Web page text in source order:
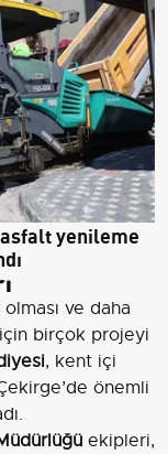
yenileme
ve daha
için birçok projeyi
, kent içi
önemli
ekipleri,